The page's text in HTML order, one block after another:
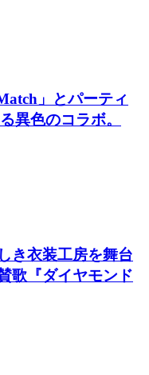
」とパーティ
異色のコラボ。
き衣装工房を舞台
歌『ダイヤモンド